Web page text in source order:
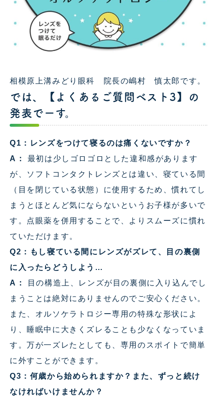
相模原上溝みどり眼科 院長の嶋村 慎太郎です。
では、【よくあるご質問ベスト3】の
発表でーす。
Q1：レンズをつけて寝るのは痛くないですか？
A：
最初は少しゴロゴロとした違和感があります
が、ソフトコンタクトレンズとは違い、寝ている間
（目を閉じている状態）に使用するため、慣れてし
まうとほとんど気にならないというお子様が多いで
す。点眼薬を併用することで、よりスムーズに慣れ
ていただけます。
Q2：もし寝ている間にレンズがズレて、目の裏側
に入ったらどうしよう…
A：
目の構造上、レンズが目の裏側に入り込んでし
まうことは絶対にありませんのでご安心ください。
また、オルソケラトロジー専用の特殊な形状によ
り、睡眠中に大きくズレることも少なくなっていま
す。万が一ズレたとしても、専用のスポイトで簡単
に外すことができます。
Q3：何歳から始められますか？また、ずっと続け
なければいけませんか？